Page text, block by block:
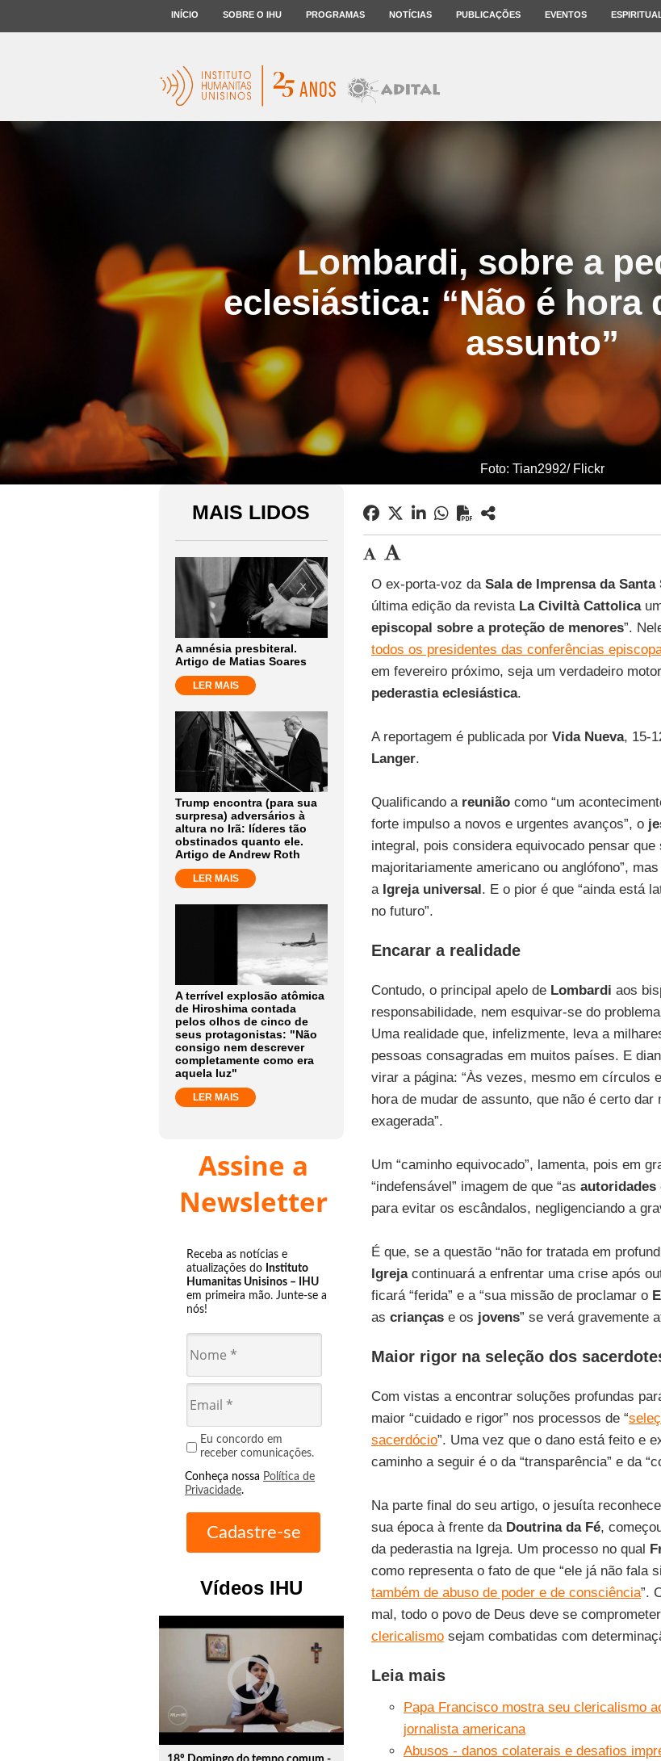
INÍCIO SOBRE O IHU PROGRAMAS NOTÍCIAS PUBLICAÇÕES EVENTOS
Lombardi, sobre a
eclesiástica: “Não é hora
assunto”
Foto: Tian2992/ Flickr
MAIS LIDOS
A amnésia presbiteral.
Artigo de Matias Soares
LER MAIS
Trump encontra (para sua
surpresa) adversários à
altura no Irã: líderes tão
obstinados quanto ele.
Artigo de Andrew Roth
LER MAIS
A terrível explosão atômica
de Hiroshima contada
pelos olhos de cinco de
seus protagonistas: "Não
consigo nem descrever
completamente como era
aquela luz"
LER MAIS
Assine a
Newsletter
Receba as notícias e
atualizações do Instituto
Humanitas Unisinos – IHU
em primeira mão. Junte-se a
nós!
Eu concordo em
receber comunicações.
Conheça nossa Política de
Privacidade.
Vídeos IHU
play_circle_outline
O ex-porta-voz da Sala de Imprensa da Santa
última edição da revista La Civiltà Cattolica
episcopal sobre a proteção de menores”.
todos os presidentes das conferências
em fevereiro próximo, seja um verdadeiro
pederastia eclesiástica.
A reportagem é publicada por Vida Nueva, 15-
Langer.
Qualificando a reuniãocomo “um
forte impulso a novos e urgentes avanços”, o
integral, pois considera equivocado pensar
majoritariamente americano ou anglófono”,
a Igreja universal. E o pior é que “ainda está
no futuro”.
Encarar a realidade
Contudo, o principal apelo de Lombardi aos
responsabilidade, nem esquivar-se do
Uma realidade que, infelizmente, leva a
pessoas consagradas em muitos países. E
virar a página: “Às vezes, mesmo em círculos
hora de mudar de assunto, que não é certo
exagerada”.
Um “caminho equivocado”, lamenta, pois em
“indefensável” imagem de que “as autoridades
para evitar os escândalos, negligenciando a
É que, se a questão “não for tratada em
Igrejacontinuará a enfrentar uma crise após
ficará “ferida” e a “sua missão de proclamar o
as criançase os jovens” se verá gravemente
Maior rigor na seleção dos
Com vistas a encontrar soluções profundas
maior “cuidado e rigor” nos processos de “
sacerdócio”. Uma vez que o dano está feito e
caminho a seguir é o da “transparência” e da
Na parte final do seu artigo, o jesuíta
sua época à frente da Doutrina da Fé,
da pederastia na Igreja. Um processo no qual
como representa o fato de que “ele já não fala
também de abuso de poder e de consciência”.
mal, todo o povo de Deus deve se
clericalismosejam combatidas com
Leia mais
Papa Francisco mostra seu clericalismo
jornalista americana
Abusos - danos colaterais e desafios